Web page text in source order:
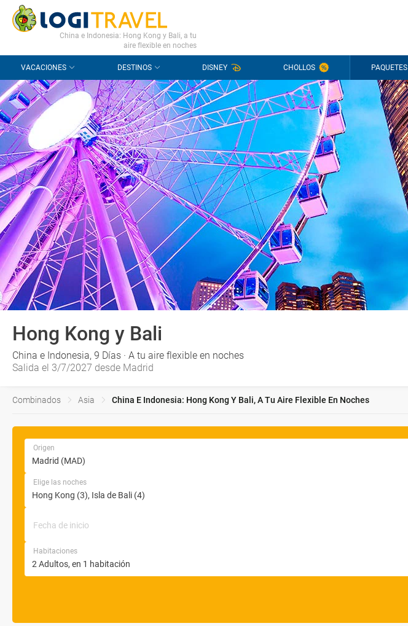
CONTACTO PREGUNTAS FRECUENTES
China e Indonesia: Hong Kong y Bali, a tu
aire flexible en noches
VACACIONES DESTINOS DISNEY CHOLLOS PAQUETES
Hong Kong y Bali
China e Indonesia, 9 Días · A tu aire flexible en noches
Salida el 3/7/2027 desde Madrid
Combinados Asia China E Indonesia: Hong Kong Y Bali, A Tu Aire Flexible En Noches
Origen
Elige las noches
Fecha de inicio
Habitaciones